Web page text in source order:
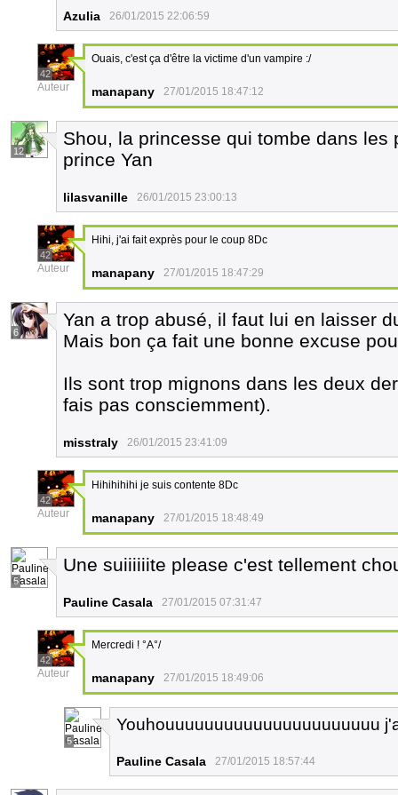
Azulia 26/01/2015 22:06:59
42
Auteur
Ouais, c'est ça d'être la victime d'un vampire :/
manapany 27/01/2015 18:47:12
12
Shou, la princesse qui tombe dans
prince Yan
lilasvanille 26/01/2015 23:00:13
42
Auteur
Hihi, j'ai fait exprès pour le coup 8Dc
manapany 27/01/2015 18:47:29
6
Yan a trop abusé, il faut lui en laisser
Mais bon ça fait une bonne excuse
Ils sont trop mignons dans les deux
fais pas consciemment).
misstraly 26/01/2015 23:41:09
42
Auteur
Hihihihihi je suis contente 8Dc
manapany 27/01/2015 18:48:49
5
Une suiiiiiite please c'est tellement
Pauline Casala 27/01/2015 07:31:47
42
Auteur
Mercredi ! °A°/
manapany 27/01/2015 18:49:06
5
Youhouuuuuuuuuuuuuuuuuuuuuu
Pauline Casala 27/01/2015 18:57:44